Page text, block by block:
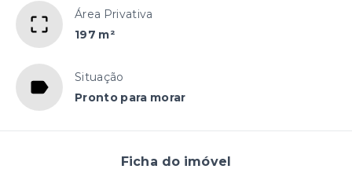
Área Privativa
197 m²
Situação
Pronto para morar
Ficha do imóvel